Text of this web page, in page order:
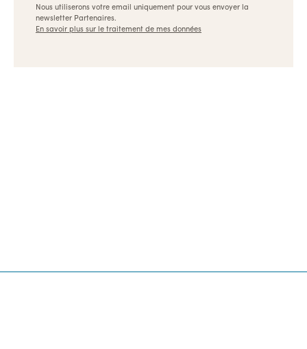
Nous utiliserons votre email uniquement pour vous envoyer la
newsletter Partenaires.
En savoir plus sur le traitement de mes données